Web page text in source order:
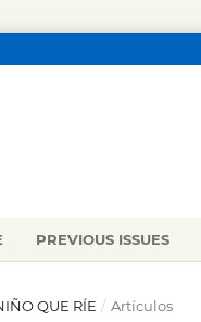
PREVIOUS ISSUES
QUE RÍE / Artículos